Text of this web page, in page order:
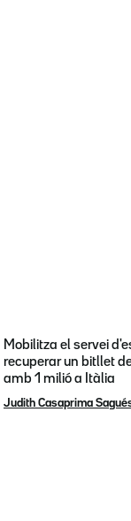
Mobilitza el servei
recuperar un bitllet
amb 1 milió a Itàlia
Judith Casaprima